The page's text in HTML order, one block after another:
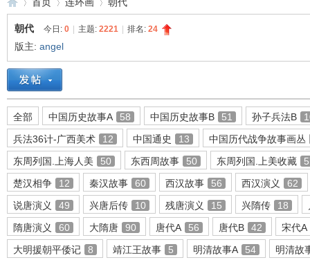
连
环
» › ›
朝代 今日: 0 主题: 2221 排名: 24
版主: angel
全部 中国历史故事A 58 中国历史故事B 51 孙子兵法B
兵法36计-广西美术
12 中国通史 13
中国历代战争故事画丛
东周列国.上海人美
50 东西周故事 50 东周列国.上美收藏
楚汉相争
12 秦汉故事 60 西汉故事 56 西汉演义
62
说唐演义
49 兴唐后传 10 残唐演义 15 兴隋传 18
隋唐演义
60 大隋唐 90 唐代A 56 唐代B 42
宋代A
大明援朝平倭记
8 靖江王故事 5 明清故事A 54
明清故